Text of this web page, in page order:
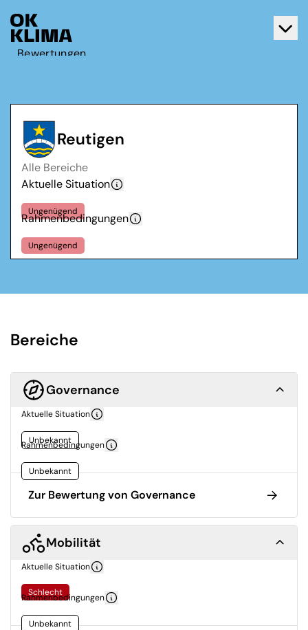
Bewertungen
Kontakt
Deutsch
Français
Reutigen
Alle Bereiche
Aktuelle Situation
Ungenügend
Rahmenbedingungen
Ungenügend
Bereiche
Governance
Aktuelle Situation
Unbekannt
Rahmenbedingungen
Unbekannt
Zur Bewertung von Governance
Mobilität
Aktuelle Situation
Schlecht
Rahmenbedingungen
Unbekannt